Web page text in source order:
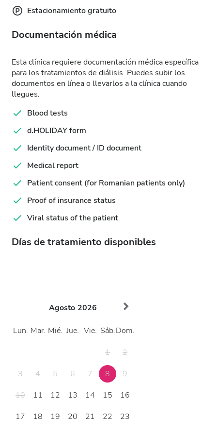
Estacionamiento gratuito
Documentación médica
Esta clínica requiere documentación médica específica
para los tratamientos de diálisis. Puedes subir los
documentos en línea o llevarlos a la clínica cuando
llegues.
Blood tests
d.HOLIDAY form
Identity document / ID document
Medical report
Patient consent (for Romanian patients only)
Proof of insurance status
Viral status of the patient
Días de tratamiento disponibles
Agosto 2026
Lun. Mar. Mié. Jue. Vie. Sáb.Dom.
1
2
3
4 5 6 7 8
9
10
11 12 13 14 15
16
17
18 19 20 21 22
23